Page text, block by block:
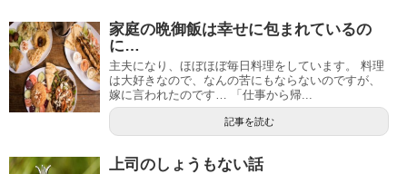
家庭の晩御飯は幸せに包まれているの
に…
主夫になり、ほぼほぼ毎日料理をしています。 料理
は大好きなので、なんの苦にもならないのですが、
嫁に言われたのです… 「仕事から帰...
記事を読む
上司のしょうもない話